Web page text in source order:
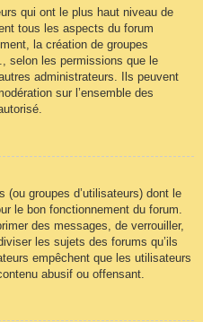
qui ont le plus haut niveau de
tous les aspects du forum
la création de groupes
selon les permissions que le
administrateurs. Ils peuvent
sur l’ensemble des
(ou groupes d’utilisateurs) dont le
le bon fonctionnement du forum.
des messages, de verrouiller,
les sujets des forums qu’ils
empêchent que les utilisateurs
abusif ou offensant.